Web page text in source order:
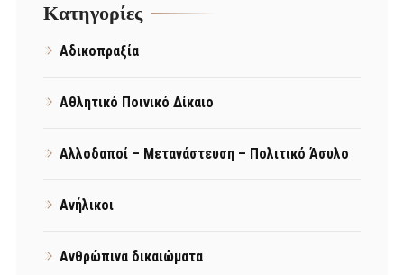
Kατηγορίες
Αδικοπραξία
Αθλητικό Ποινικό Δίκαιο
Αλλοδαποί – Μετανάστευση – Πολιτικό Άσυλο
Ανήλικοι
Ανθρώπινα δικαιώματα